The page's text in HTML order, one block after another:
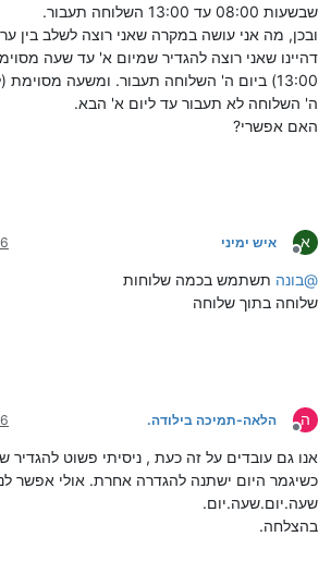
שבשעות 08:00 עד 13:00 השלוחה תעבור.
ובכן, מה אני עושה במקרה שאני רוצה לשלב בין
דהיינו שאני רוצה להגדיר שמיום א' עד שעה
ה' השלוחה לא תעבור עד ליום א' הבא.
האם אפשרי?
א
מנותק
איש ימיני 26
@בונה תשתמש בכמה שלוחות
שלוחה בתוך שלוחה
ה
מנותק
הלאה-תמיכה בילודה. 26
אנו גם עובדים על זה כעת , ניסיתי פשוט להגדיר
כשיגמר היום ישתנה להגדרה אחרת. אולי אפשר
שעה.יום.שעה.יום.
בהצלחה.